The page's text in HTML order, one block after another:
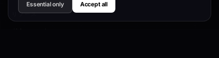
リソース
ドキュメント
Essential only Accept all